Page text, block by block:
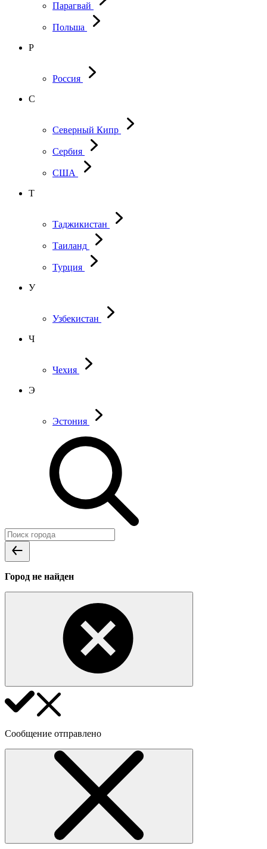
Парагвай
Польша
Р
Россия
С
Северный Кипр
Сербия
США
Т
Таджикистан
Таиланд
Турция
У
Узбекистан
Ч
Чехия
Э
Эстония
Город не найден
Сообщение отправлено